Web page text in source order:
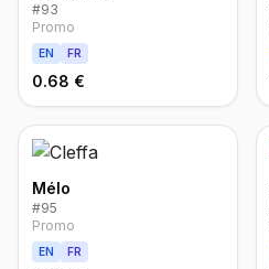
#93
Promo
EN FR
0.68 €
Mélo
#95
Promo
EN FR